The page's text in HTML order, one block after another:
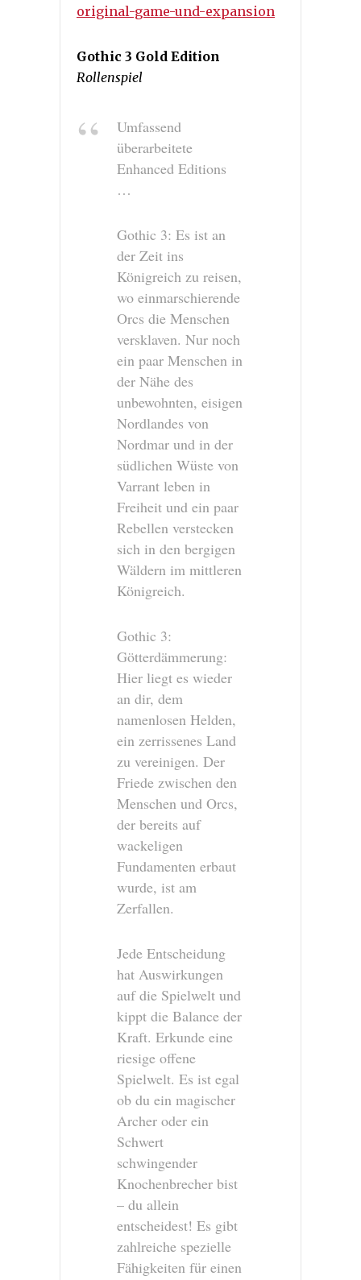
original-game-und-expansion
Gothic 3 Gold Edition
Rollenspiel
Umfassend
überarbeitete
Enhanced Editions
…
Gothic 3: Es ist an
der Zeit ins
Königreich zu reisen,
wo einmarschierende
Orcs die Menschen
versklaven. Nur noch
ein paar Menschen in
der Nähe des
unbewohnten, eisigen
Nordlandes von
Nordmar und in der
südlichen Wüste von
Varrant leben in
Freiheit und ein paar
Rebellen verstecken
sich in den bergigen
Wäldern im mittleren
Königreich.
Gothic 3:
Götterdämmerung:
Hier liegt es wieder
an dir, dem
namenlosen Helden,
ein zerrissenes Land
zu vereinigen. Der
Friede zwischen den
Menschen und Orcs,
der bereits auf
wackeligen
Fundamenten erbaut
wurde, ist am
Zerfallen.
Jede Entscheidung
hat Auswirkungen
auf die Spielwelt und
kippt die Balance der
Kraft. Erkunde eine
riesige offene
Spielwelt. Es ist egal
ob du ein magischer
Archer oder ein
Schwert
schwingender
Knochenbrecher bist
– du allein
entscheidest! Es gibt
zahlreiche spezielle
Fähigkeiten für einen